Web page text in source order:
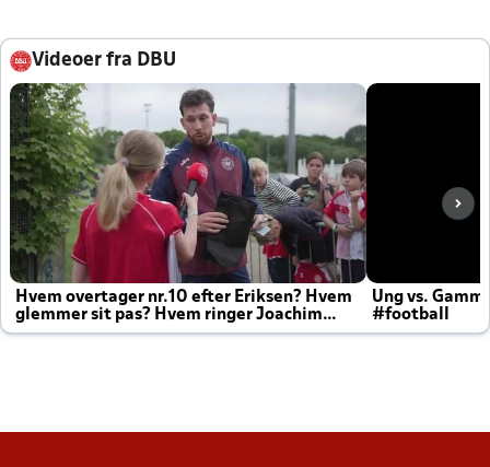
Videoer fra DBU
Hvem overtager nr.10 efter Eriksen? Hvem
glemmer sit pas? Hvem ringer Joachim
altid til efter kampe?
Ung vs.
#football